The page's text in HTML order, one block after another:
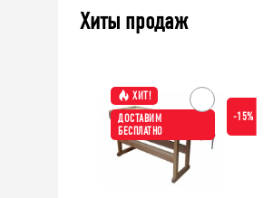
Хиты продаж
ХИТ!
ДОСТАВИМ
БЕСПЛАТНО
-15%